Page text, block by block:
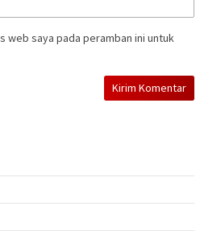
web saya pada peramban ini untuk